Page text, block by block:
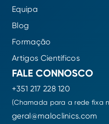
Equipa
Blog
Formação
Artigos Científicos
FALE CONNOSCO
+351 217 228 120
(Chamada para a rede fixa
geral@maloclinics.com